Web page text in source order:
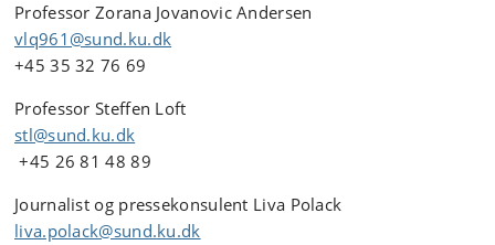
Professor Zorana Jovanovic Andersen
vlq961@sund.ku.dk
+45 35 32 76 69
Professor Steffen Loft
stl@sund.ku.dk
+45 26 81 48 89
Journalist og pressekonsulent Liva Polack
liva.polack@sund.ku.dk